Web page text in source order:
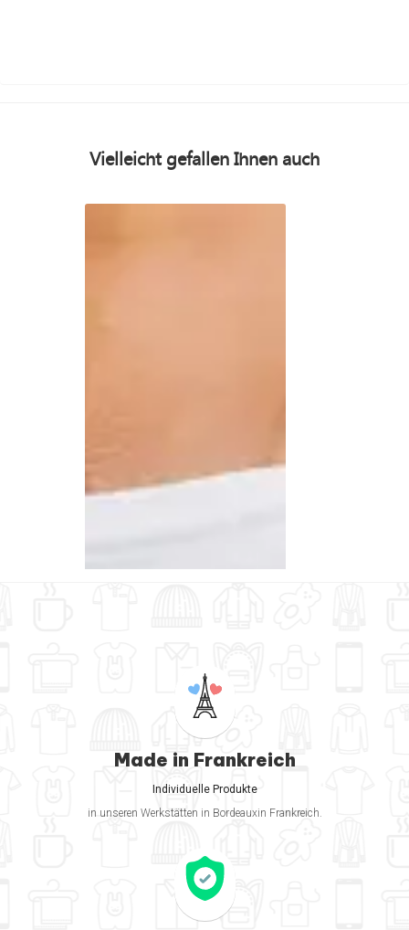
Vielleicht gefallen Ihnen auch
Made in Frankreich
Individuelle Produkte
in unseren Werkstätten in Bordeauxin Frankreich.